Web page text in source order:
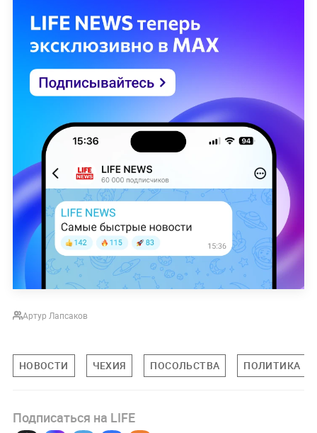
Артур Лапсаков
НОВОСТИ ЧЕХИЯ ПОСОЛЬСТВА ПОЛИТИКА
Подписаться на LIFE